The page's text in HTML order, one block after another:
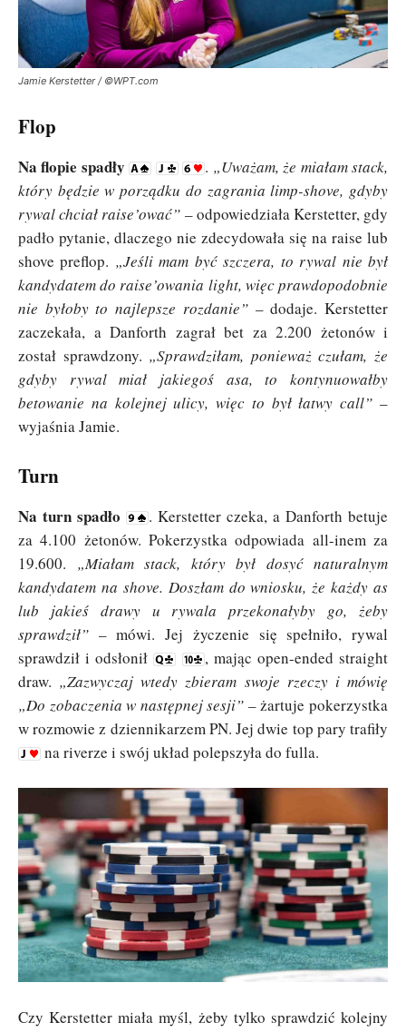
Jamie Kerstetter / ©WPT.com
Flop
Na flopie spadły . „Uważam, że miałam stack,
który będzie w porządku do zagrania limp-shove, gdyby
rywal chciał raise’ować” – odpowiedziała Kerstetter, gdy
padło pytanie, dlaczego nie zdecydowała się na raise lub
shove preflop. „Jeśli mam być szczera, to rywal nie był
kandydatemdo raise’owania light, więc prawdopodobnie
nie byłoby to najlepsze rozdanie”– dodaje. Kerstetter
zaczekała, a Danforth zagrał bet za 2.200 żetonów i
został sprawdzony. „Sprawdziłam, ponieważ czułam, że
gdyby rywal miał jakiegoś asa, to kontynuowałby
betowanie na kolejnej ulicy, więc to był łatwy call” –
wyjaśnia Jamie.
Turn
Na turn spadło
. Kerstetter czeka, a Danforth betuje
za 4.100 żetonów. Pokerzystka odpowiada all-inem za
19.600. „Miałam stack, który był dosyć naturalnym
kandydatem na shove. Doszłam do wniosku, że każdy as
lub jakieś drawy u rywala przekonałyby go, żeby
sprawdził” – mówi. Jej życzenie się spełniło, rywal
sprawdził i odsłonił
, mając open-ended straight
draw. „Zazwyczaj wtedy zbieram swoje rzeczy i mówię
„Do zobaczenia w następnej sesji” – żartuje pokerzystka
w rozmowie z dziennikarzem PN. Jej dwie top pary trafiły
na riverze i swój układ polepszyła do fulla.
Czy Kerstetter miała myśl, żeby tylko sprawdzić kolejny